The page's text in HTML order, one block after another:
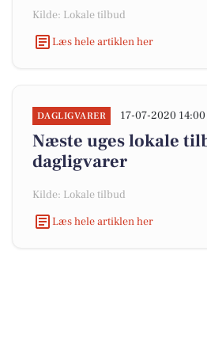
Kilde: Lokale tilbud
Læs hele artiklen her
DAGLIGVARER 17-07-2020 14:00
Næste uges lokale
dagligvarer
Kilde: Lokale tilbud
Læs hele artiklen her